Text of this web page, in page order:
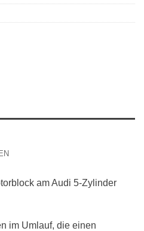
am Audi 5-Zylinder
im Umlauf, die einen